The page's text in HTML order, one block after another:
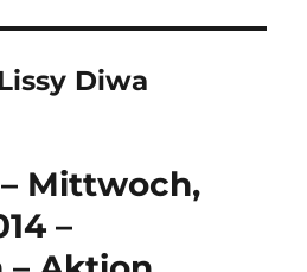
Lissy Diwa
Mittwoch,
–